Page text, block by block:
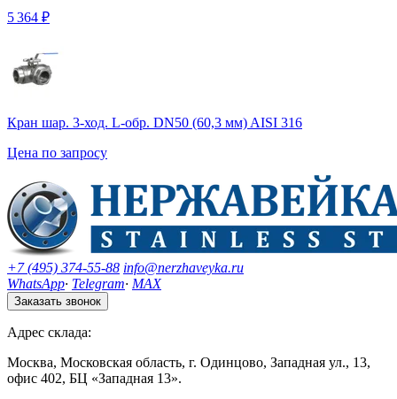
5 364 ₽
Кран шар. 3-ход. L-обр. DN50 (60,3 мм) AISI 316
Цена по запросу
+7 (495) 374-55-88 info@nerzhaveyka.ru
WhatsApp· Telegram· MAX
Заказать звонок
Адрес склада:
Москва, Московская область, г. Одинцово, Западная ул., 13,
офис 402, БЦ «Западная 13».